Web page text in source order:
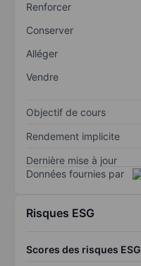
Renforcer
Conserver
Alléger
Vendre
Objectif de cours
Rendement implicite
Dernière mise à jour
Données fournies par
Risques ESG
Scores des risques ESG